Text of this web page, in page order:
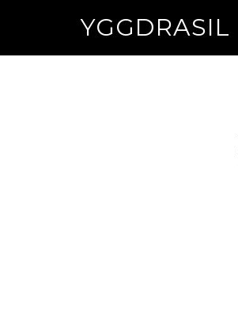
YGGDRASIL